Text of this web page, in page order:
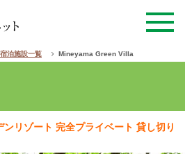
泊施設一覧 Mineyama Green Villa
リゾート 完全プライベート 貸し切り